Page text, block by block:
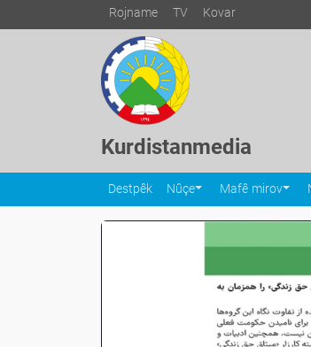
Rojname TV Kovar
Kurdistanmedia
Destpêk Nûçe Mafê mirov